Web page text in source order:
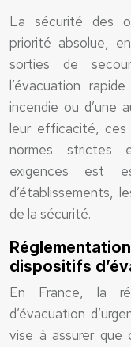
La sécurité des
priorité absolue,
sorties de
l’évacuation
incendie ou d’une
leur efficacité, ces
normes strictes
exigences est
d’établissements,
de la sécurité.
dispositifs
En France, la
d’évacuation
vise à assurer que